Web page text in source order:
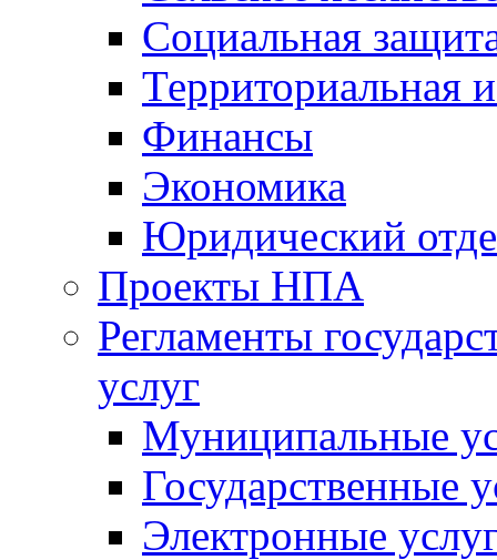
Социальная
Территориальная
Финансы
Экономика
Юридический
Проекты НПА
Регламенты
услуг
Муниципальные
Государственные
Электронные